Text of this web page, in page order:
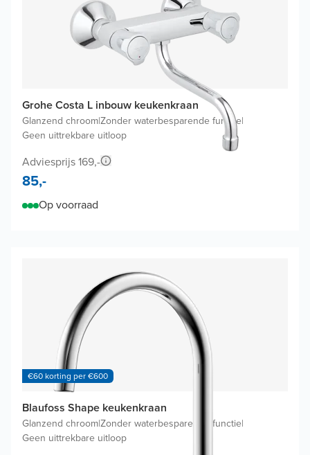
Grohe Costa L inbouw keukenkraan
Glanzend chroom|Zonder waterbesparende functie|
Geen uittrekbare uitloop
Adviesprijs 169,-
85,-
Op voorraad
€60 korting per €600
Blaufoss Shape keukenkraan
Glanzend chroom|Zonder waterbesparende functie|
Geen uittrekbare uitloop